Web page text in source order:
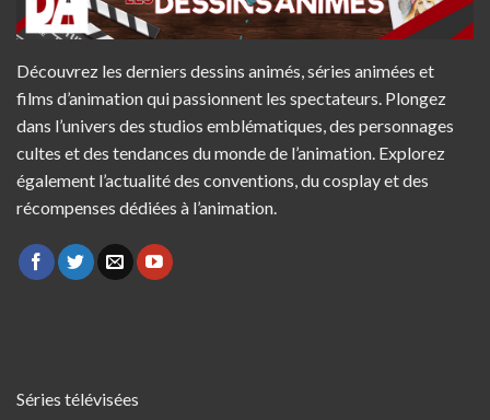
Découvrez les derniers dessins animés, séries animées et
films d’animation qui passionnent les spectateurs. Plongez
dans l’univers des studios emblématiques, des personnages
cultes et des tendances du monde de l’animation. Explorez
également l’actualité des conventions, du cosplay et des
récompenses dédiées à l’animation.
Séries télévisées